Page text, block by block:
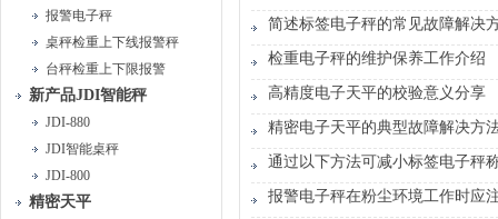
报警电子秤
桌秤检重上下线报警秤
台秤检重上下限报警
新产品JDI智能秤
JDI-880
JDI智能桌秤
JDI-800
精密天平
简述标签电子秤的常见故障解决
检重电子秤的维护保养工作介绍
高精度电子天平的校验意义分享
精密电子天平的典型故障解决方
通过以下方法可减小标签电子秤
报警电子秤在粉尘环境工作时应